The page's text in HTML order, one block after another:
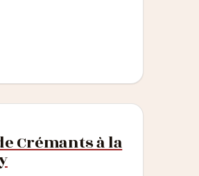
Crémants à la